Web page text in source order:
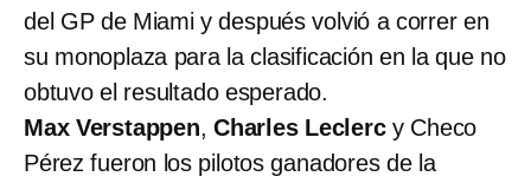
del GP de Miami y después volvió a correr en
su monoplaza para la clasificación en la que no
obtuvo el resultado esperado.
Max Verstappen,Charles Leclercy Checo
Pérez fueron los pilotos ganadores de la